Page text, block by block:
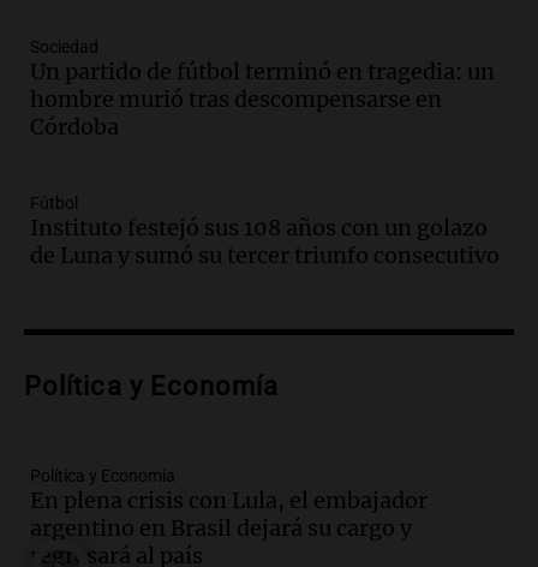
Episodios
Audio.Casabindo se prepara para una
celebración única: 30.000 turistas y el
tradicional Toreo de la Vincha
Audio.Borges, abogada de Pourrain:
"Tres hombres se lo llevaron para
hacerle preguntas y nunca regresó"
Episodios
metros del río Suquía y retiraron hasta
Episodios
Audio.La historia de la servilleta que
firmó Jorge Messi para el primer
contrato de Leo con Barcelona
Sociedad
Un partido de fútbol terminó en tragedia: un
hombre murió tras descompensarse en
Córdoba
Fútbol
Instituto festejó sus 108 años con un golazo
de Luna y sumó su tercer triunfo consecutivo
Política y Economía
Política y Economía
En plena crisis con Lula, el embajador
argentino en Brasil dejará su cargo y
regresará al país